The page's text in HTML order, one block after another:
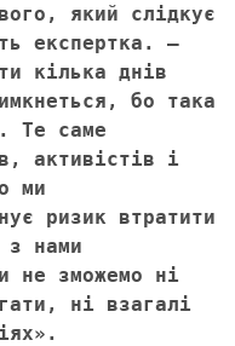
який слідкує
експертка. –
кілька днів
бо така
Те саме
активістів і
ми
ризик втратити
з нами
не зможемо ні
ні взагалі